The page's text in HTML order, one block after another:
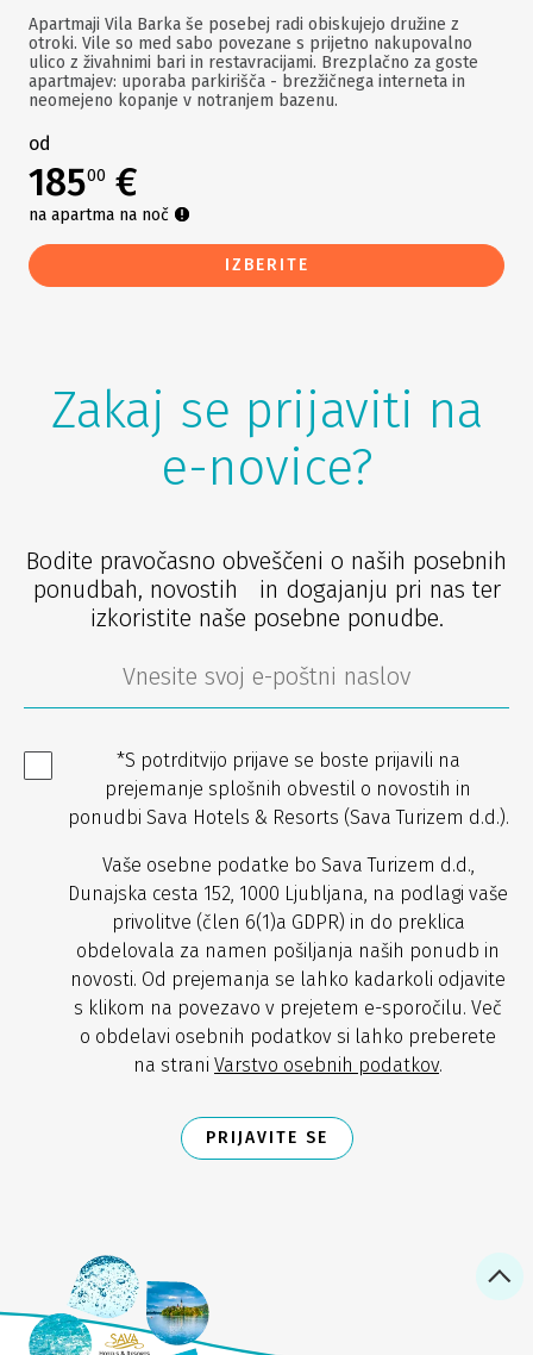
Apartmaji Vila Barka še posebej radi obiskujejo družine z
otroki. Vile so med sabo povezane s prijetno nakupovalno
ulico z živahnimi bari in restavracijami. Brezplačno za goste
apartmajev: uporaba parkirišča - brezžičnega interneta in
neomejeno kopanje v notranjem bazenu.
od
18500 €
na apartma na noč
IZBERITE
Zakaj se prijaviti na
e-novice?
Bodite pravočasno obveščeni o naših posebnih
ponudbah, novostih in dogajanju pri nas ter
izkoristite naše posebne ponudbe.
*S potrditvijo prijave se boste prijavili na
prejemanje splošnih obvestil o novostih in
ponudbi Sava Hotels & Resorts (Sava Turizem d.d.).
Vaše osebne podatke bo Sava Turizem d.d.,
Dunajska cesta 152, 1000 Ljubljana, na podlagi vaše
privolitve (člen 6(1)a GDPR) in do preklica
obdelovala za namen pošiljanja naših ponudb in
novosti. Od prejemanja se lahko kadarkoli odjavite
s klikom na povezavo v prejetem e-sporočilu. Več
o obdelavi osebnih podatkov si lahko preberete
na strani Varstvo osebnih podatkov.
PRIJAVITE SE